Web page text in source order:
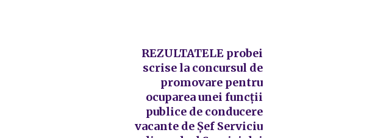
REZULTATELE probei
scrise la concursul de
promovare pentru
ocuparea unei funcții
publice de conducere
vacante de Șef Serviciu